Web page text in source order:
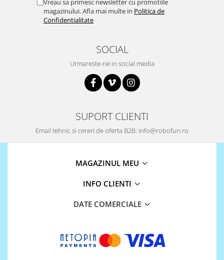
Vreau sa primesc newsletter cu promotiile
magazinului. Afla mai multe in Politica de
Confidentialitate
SOCIAL
Urmareste-ne in social media
SUPORT CLIENTI
Email tehnic si cereri de oferta B2B: info@robofun.ro
MAGAZINUL MEU
INFO CLIENTI
DATE COMERCIALE